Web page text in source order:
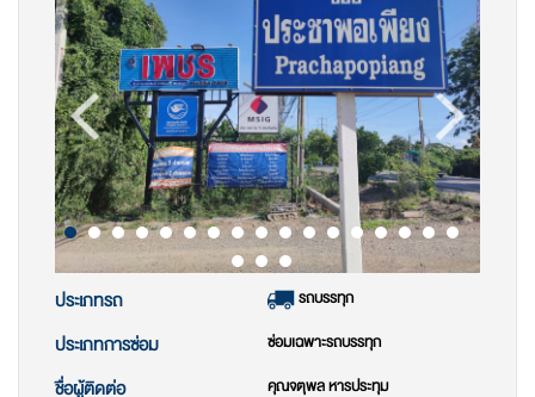
ประเภทรถ รถบรรทุก
ประเภทการซ่อม ซ่อมเฉพาะรถบรรทุก
ชื่อผู้ติดต่อ คุณจตุพล หารประทุม